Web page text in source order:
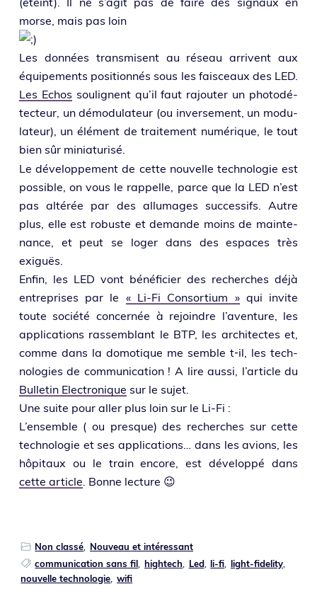
morse, mais pas loin
Les don­nées trans­misent au réseau arrivent aux
équi­pe­ments posi­tion­nés sous les fais­ceaux des LED.
Les Echos sou­lignent qu’il faut rajou­ter un pho­to­dé­
tec­teur, un démo­du­la­teur (ou inver­se­ment, un modu­
la­teur), un élé­ment de trai­te­ment numé­rique, le tout
bien sûr miniaturisé.
Le déve­lop­pe­ment de cette nou­velle tech­no­lo­gie est
pos­sible, on vous le rap­pelle, parce que la LED n’est
pas alté­rée par des allu­mages suc­ces­sifs. Autre
plus, elle est robuste et demande moins de main­te­
nance, et peut se loger dans des espaces très
exiguës.
Enfin, les LED vont béné­fi­cier des recherches déjà
entre­prises par le « Li-Fi Consortium »qui invite
toute socié­té concer­née à rejoindre l’aventure, les
appli­ca­tions ras­sem­blant le BTP, les archi­tectes et,
comme dans la domo­tique me semble t‑il, les tech­
no­lo­gies de com­mu­ni­ca­tion ! A lire aus­si, l’ar­ticle du
Bulletin Electronique sur le sujet.
Une suite pour aller plus loin sur le Li-Fi :
L’ensemble ( ou presque) des recherches sur cette
tech­no­lo­gie et ses appli­ca­tions… dans les avions, les
hôpi­taux ou le train encore, est déve­lop­pé dans
cette article . Bonne lecture 😉
Non classé, Nouveau et intéressant
communication sans fil hightech Led, li-fi light-fidelity,
nouvelle technologie wifi